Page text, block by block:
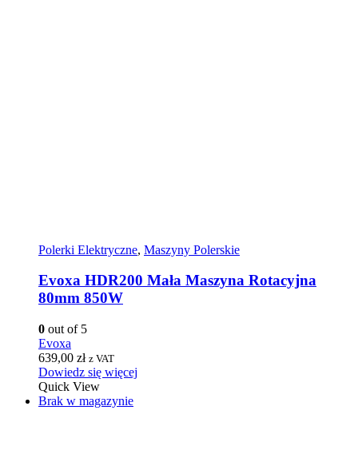
Polerki Elektryczne, Maszyny Polerskie
Evoxa HDR200 Mała Maszyna Rotacyjna
80mm 850W
0 out of 5
Evoxa
639,00 zł z VAT
Dowiedz się więcej
Quick View
Brak w magazynie